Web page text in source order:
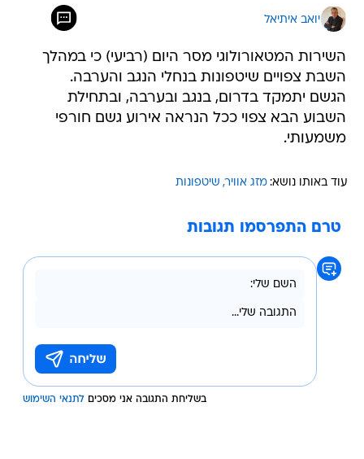
יואב איתיאל
השירות המטאורולוגי מסר היום (רביעי) כי במהלך
השבת צפויים שיטפונות בנחלי הנגב והערבה.
הגשם יתמקד בדרום, בנגב ובערבה, ובתחילת
השבוע הבא צפוי ככל הנראה אירוע גשם חורפי
משמעותי.
עוד באותו נושא: מזג אוויר שיטפונות
טרם התפרסמו תגובות
בשליחת התגובה אני מסכים לתנאי השימוש